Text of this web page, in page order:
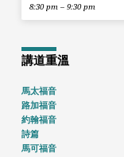
8:30 pm – 9:30 pm
講道重溫
馬太福音
路加福音
約翰福音
詩篇
馬可福音